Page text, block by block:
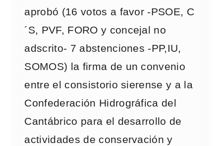
aprobó (16 votos a favor -PSOE, C
´S, PVF, FORO y concejal no
adscrito- 7 abstenciones -PP,IU,
SOMOS) la firma de un convenio
entre el consistorio sierense y a la
Confederación Hidrográfica del
Cantábrico para el desarrollo de
actividades de conservación y